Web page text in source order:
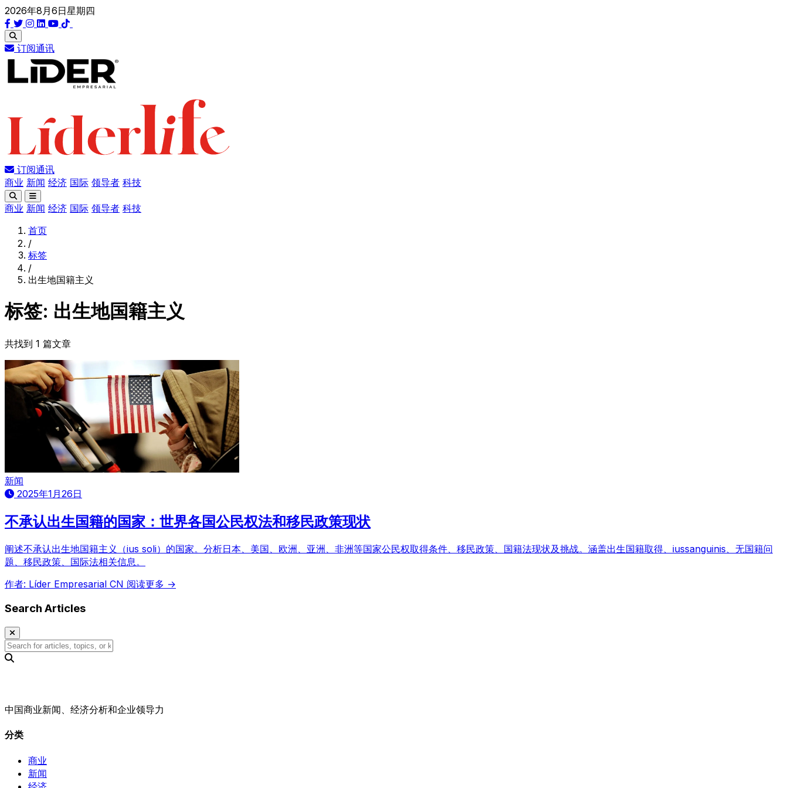
2026年8月6日星期四
订阅通讯
订阅通讯
商业 新闻 经济 国际 领导者 科技
商业 新闻 经济 国际 领导者 科技
首页
/
标签
/
出生地国籍主义
标签: 出生地国籍主义
共找到 1 篇文章
新闻
2025年1月26日
不承认出生国籍的国家：世界各国公民权法和移民政策现状
阐述不承认出生地国籍主义（ius soli）的国家。分析日本、美国、欧洲、亚洲、非洲等国家公民权取得条件、移民政策、国籍法现状及挑战。涵盖出生国籍取得、iussanguinis、无国籍问
题、移民政策、国际法相关信息。
作者: Líder Empresarial CN 阅读更多 →
Search Articles
中国商业新闻、经济分析和企业领导力
分类
商业
新闻